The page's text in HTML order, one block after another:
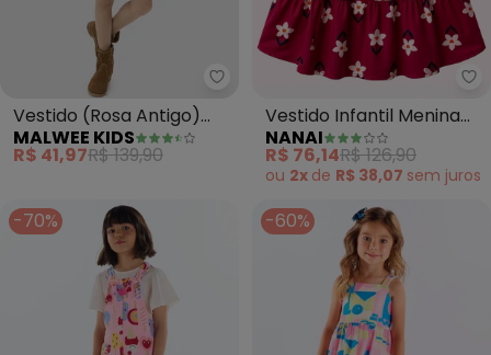
Malwee Kids - Vestido (Rosa
Vestido (Rosa Antigo)
Curto Marias em Malha
MALWEE KIDS
R$ 41,97R$ 139,90
Vestido Infantil Menina
Flores (Rosa)
NANAI
R$ 76,14R$ 126,90
ou 2x de R$ 38,07 sem juros
-70% -60%